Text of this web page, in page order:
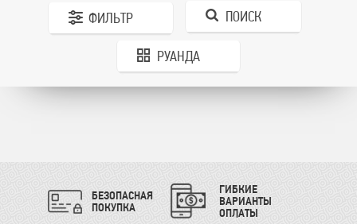
ФИЛЬТР ПОИСК
РУАНДА
БЕЗОПАСНАЯ
ПОКУПКА
ГИБКИЕ
ВАРИАНТЫ
ОПЛАТЫ